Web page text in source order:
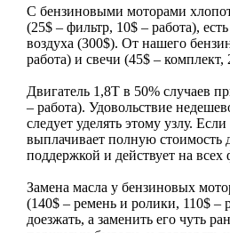
С бензиновыми моторами
(25$ – фильтр, 10$ – работа),
воздуха (300$). От нашего
работа) и свечи (45$ – комплект,
Двигатель 1,8T в 50% случаев
– работа). Удовольствие
следует уделять этому узлу.
выплачивает полную стоимость
поддержкой и действует на
Замена масла у бензиновых
(140$ – ремень и ролики, 110$ –
доезжать, а заменить его чуть